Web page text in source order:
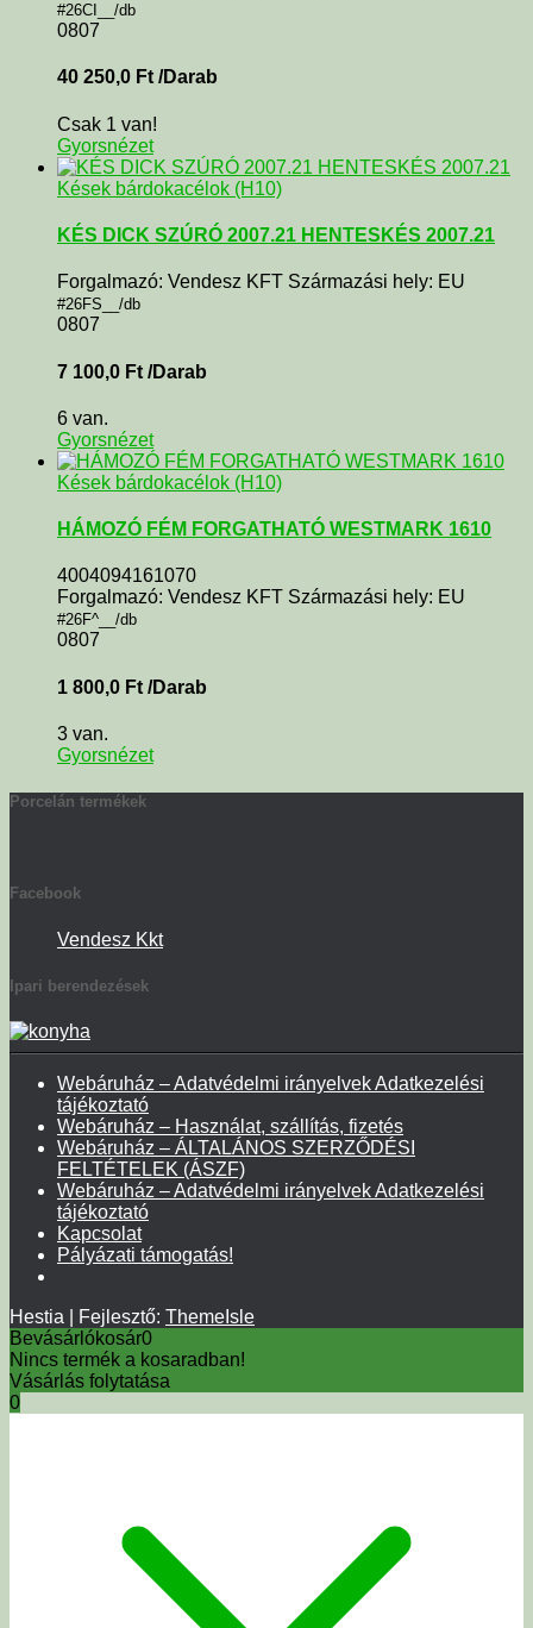
#26CI__/db
0807
40 250,0 Ft /Darab
Csak 1 van!
Gyorsnézet
Kések bárdokacélok (H10)
KÉS DICK SZÚRÓ 2007.21 HENTESKÉS 2007.21
Forgalmazó: Vendesz KFT Származási hely: EU
#26FS__/db
0807
7 100,0 Ft /Darab
6 van.
Gyorsnézet
Kések bárdokacélok (H10)
HÁMOZÓ FÉM FORGATHATÓ WESTMARK 1610
4004094161070
Forgalmazó: Vendesz KFT Származási hely: EU
#26F^__/db
0807
1 800,0 Ft /Darab
3 van.
Gyorsnézet
Porcelán termékek
Facebook
Vendesz Kkt
Ipari berendezések
Webáruház – Adatvédelmi irányelvek Adatkezelési
tájékoztató
Webáruház – Használat, szállítás, fizetés
Webáruház – ÁLTALÁNOS SZERZŐDÉSI
FELTÉTELEK (ÁSZF)
Webáruház – Adatvédelmi irányelvek Adatkezelési
tájékoztató
Kapcsolat
Pályázati támogatás!
Hestia | Fejlesztő: ThemeIsle
Bevásárlókosár0
Nincs termék a kosaradban!
Vásárlás folytatása
0